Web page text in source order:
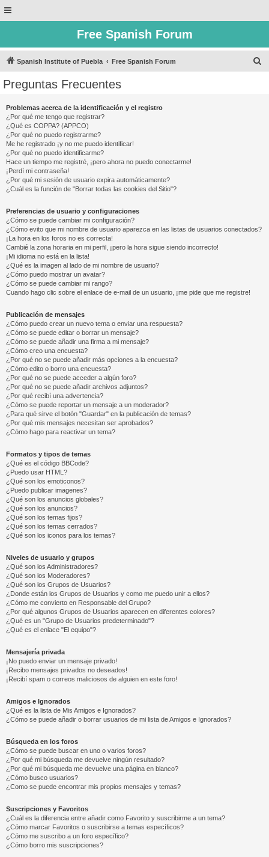
Free Spanish Forum
Spanish Institute of Puebla Free Spanish Forum
Preguntas Frecuentes
Problemas acerca de la identificación y el registro
¿Por qué me tengo que registrar?
¿Qué es COPPA? (APPCO)
¿Por qué no puedo registrarme?
Me he registrado ¡y no me puedo identificar!
¿Por qué no puedo identificarme?
Hace un tiempo me registré, ¡pero ahora no puedo conectarme!
¡Perdí mi contraseña!
¿Por qué mi sesión de usuario expira automáticamente?
¿Cuál es la función de "Borrar todas las cookies del Sitio"?
Preferencias de usuario y configuraciones
¿Cómo se puede cambiar mi configuración?
¿Cómo evito que mi nombre de usuario aparezca en las listas de usuarios conectados?
¡La hora en los foros no es correcta!
Cambié la zona horaria en mi perfil, ¡pero la hora sigue siendo incorrecto!
¡Mi idioma no está en la lista!
¿Qué es la imagen al lado de mi nombre de usuario?
¿Cómo puedo mostrar un avatar?
¿Cómo se puede cambiar mi rango?
Cuando hago clic sobre el enlace de e-mail de un usuario, ¡me pide que me registre!
Publicación de mensajes
¿Cómo puedo crear un nuevo tema o enviar una respuesta?
¿Cómo se puede editar o borrar un mensaje?
¿Cómo se puede añadir una firma a mi mensaje?
¿Cómo creo una encuesta?
¿Por qué no se puede añadir más opciones a la encuesta?
¿Cómo edito o borro una encuesta?
¿Por qué no se puede acceder a algún foro?
¿Por qué no se puede añadir archivos adjuntos?
¿Por qué recibí una advertencia?
¿Cómo se puede reportar un mensaje a un moderador?
¿Para qué sirve el botón "Guardar" en la publicación de temas?
¿Por qué mis mensajes necesitan ser aprobados?
¿Cómo hago para reactivar un tema?
Formatos y tipos de temas
¿Qué es el código BBCode?
¿Puedo usar HTML?
¿Qué son los emoticonos?
¿Puedo publicar imagenes?
¿Qué son los anuncios globales?
¿Qué son los anuncios?
¿Qué son los temas fijos?
¿Qué son los temas cerrados?
¿Qué son los iconos para los temas?
Niveles de usuario y grupos
¿Qué son los Administradores?
¿Qué son los Moderadores?
¿Qué son los Grupos de Usuarios?
¿Donde están los Grupos de Usuarios y como me puedo unir a ellos?
¿Cómo me convierto en Responsable del Grupo?
¿Por qué algunos Grupos de Usuarios aparecen en diferentes colores?
¿Qué es un "Grupo de Usuarios predeterminado"?
¿Qué es el enlace "El equipo"?
Mensajería privada
¡No puedo enviar un mensaje privado!
¡Recibo mensajes privados no deseados!
¡Recibí spam o correos maliciosos de alguien en este foro!
Amigos e Ignorados
¿Qué es la lista de Mis Amigos e Ignorados?
¿Cómo se puede añadir o borrar usuarios de mi lista de Amigos e Ignorados?
Búsqueda en los foros
¿Cómo se puede buscar en uno o varios foros?
¿Por qué mi búsqueda me devuelve ningún resultado?
¿Por qué mi búsqueda me devuelve una página en blanco?
¿Cómo busco usuarios?
¿Como se puede encontrar mis propios mensajes y temas?
Suscripciones y Favoritos
¿Cuál es la diferencia entre añadir como Favorito y suscribirme a un tema?
¿Cómo marcar Favoritos o suscribirse a temas específicos?
¿Cómo me suscribo a un foro específico?
¿Cómo borro mis suscripciones?